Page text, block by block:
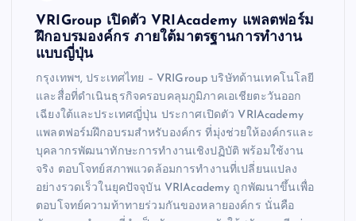
VRIGroup เปิดตัว VRIAcademy แพลตฟอร์ม
ฝึกอบรมองค์กร ภายใต้มาตรฐานการทำงาน
แบบญี่ปุ่น
กรุงเทพฯ, ประเทศไทย – VRIGroup บริษัทด้านเทคโนโลยี
และสื่อที่ดำเนินธุรกิจครอบคลุมภูมิภาคเอเชียตะวันออก
เฉียงใต้และประเทศญี่ปุ่น ประกาศเปิดตัว VRIAcademy
แพลตฟอร์มฝึกอบรมสำหรับองค์กร ที่มุ่งช่วยให้องค์กรและ
บุคลากรพัฒนาทักษะการทำงานเชิงปฏิบัติ พร้อมใช้งาน
จริง ตอบโจทย์สภาพแวดล้อมการทำงานที่เปลี่ยนแปลง
อย่างรวดเร็วในยุคปัจจุบัน VRIAcademy ถูกพัฒนาขึ้นเพื่อ
ตอบโจทย์ความท้าทายร่วมกันของหลายองค์กร นั่นคือ